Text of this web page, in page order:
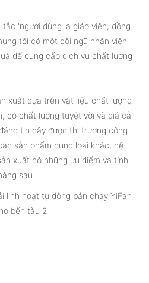
'người dùng là giáo viên, đồng
tôi có một đội ngũ nhân viên
để cung cấp dịch vụ chất lượng
xuất dựa trên vật liệu chất lượng
có chất lượng tuyệt vời và giá cả
tin cậy được thị trường công
sản phẩm cùng loại khác, hệ
xuất có những ưu điểm và tính
sau.